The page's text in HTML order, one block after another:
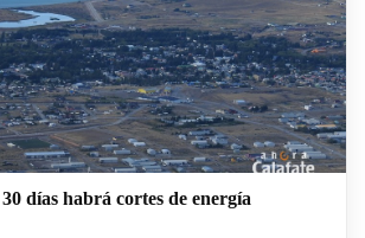
días habrá cortes de energía